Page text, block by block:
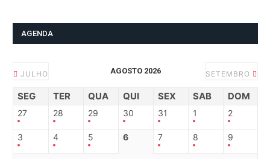
AGENDA
JULHO AGOSTO 2026 SETEMBRO
SEG TER QUA QUI SEX SAB DOM
27 28 29 30 31 1 2
3 4 5 6 7 8 9